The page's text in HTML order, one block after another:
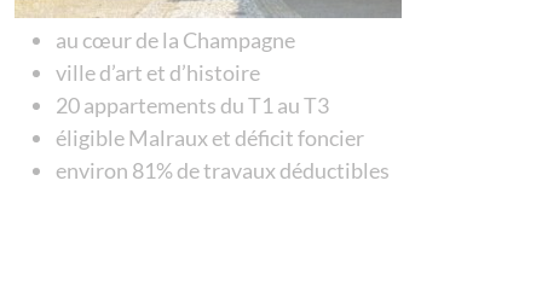
au cœur de la Champagne
ville d’art et d’histoire
20 appartements du T1 au T3
éligible Malraux et déficit foncier
environ 81% de travaux déductibles